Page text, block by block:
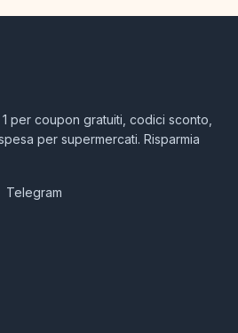
per coupon gratuiti, codici sconto,
per supermercati. Risparmia
Telegram